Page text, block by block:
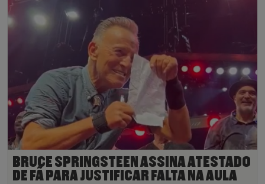
BRUCE SPRINGSTEEN ASSINA ATESTADO
DE FÃ PARA JUSTIFICAR FALTA NA AULA